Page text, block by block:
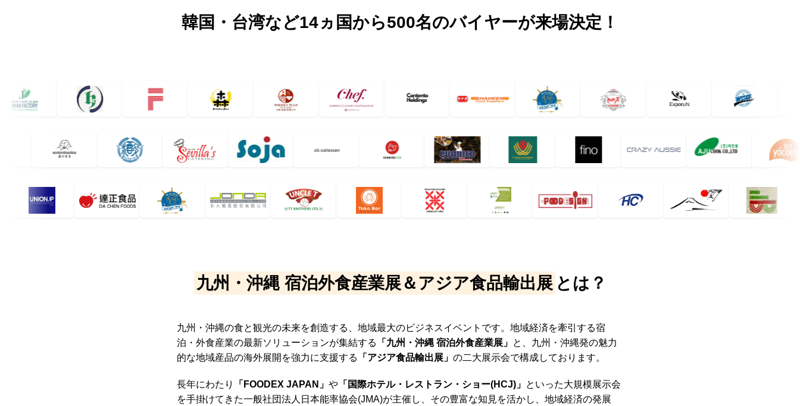
韓国・台湾など14ヵ国から500名のバイヤーが来場決定！
九州・沖縄 宿泊外食産業展＆アジア食品輸出展 とは？
九州・沖縄の食と観光の未来を創造する、地域最大のビジネスイベントです。地域経済を牽引する宿
泊・外食産業の最新ソリューションが集結する
「九州・沖縄 宿泊外食産業展」 と、九州・沖縄発の魅力
的な地域産品の海外展開を強力に支援する
「アジア食品輸出展」 の二大展示会で構成しております。
長年にわたり 「FOODEX JAPAN」 や 「国際ホテル・レストラン・ショー(HCJ)」 といった大規模展示会
を手掛けてきた一般社団法人日本能率協会(JMA)が主催し、その豊富な知見を活かし、地域経済の発展